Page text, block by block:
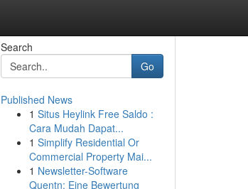
Search
Go
Published News
1 Situs Heylink Free Saldo :
Cara Mudah Dapat...
1 Simplify Residential Or
Commercial Property Mai...
1 Newsletter-Software
Quentn: Eine Bewertung